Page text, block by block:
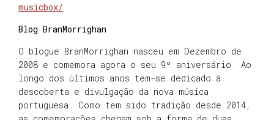
musicbox/
Blog BranMorrighan
O blogue BranMorrighan nasceu em Dezembro de
2008 e comemora agora o seu 9º aniversário. Ao
longo dos últimos anos tem-se dedicado à
descoberta e divulgação da nova música
portuguesa. Como tem sido tradição desde 2014,